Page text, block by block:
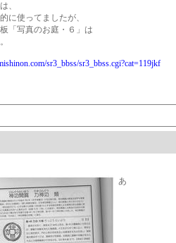
、
に使ってましたが、
「写真のお庭・６」は
sr3_bbss/sr3_bbss.cgi?cat=119jkf
あ